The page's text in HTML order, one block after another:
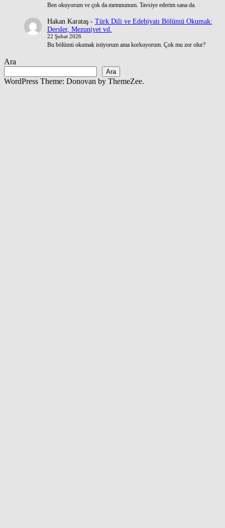
Ben okuyorum ve çok da memnunum. Tavsiye ederim sana da.
Hakan Karataş- Türk Dili ve Edebiyatı Bölümü Okumak:
Dersler, Mezuniyet vd.
22 Şubat 2026
Bu bölümü okumak istiyorum ama korkuyorum. Çok mu zor olur?
Ara
Ara
WordPress Theme: Donovan by ThemeZee.